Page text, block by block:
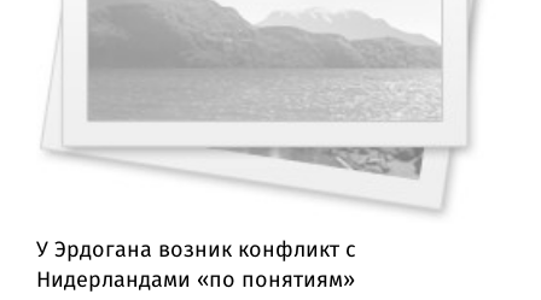
У Эрдогана возник конфликт с
Нидерландами «по понятиям»